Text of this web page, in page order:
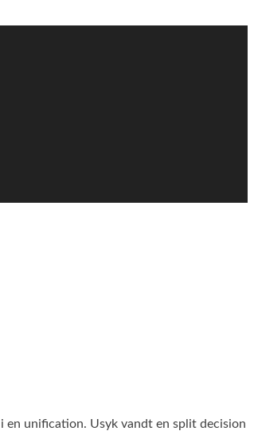
en unification. Usyk vandt en split decision